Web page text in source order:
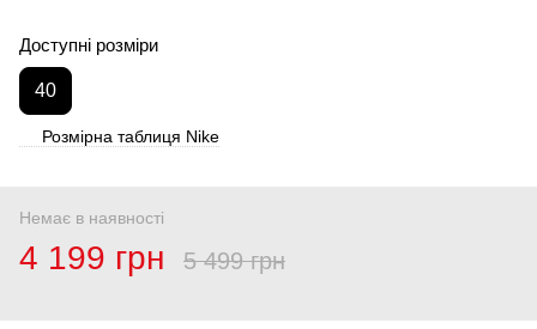
Доступні розміри
40
Розмірна таблиця Nike
Немає в наявності
4 199 грн 5 499 грн